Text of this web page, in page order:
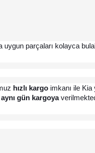
uygun parçaları kolayca
hızlı kargo imkanı ile Kia
aynı gün kargoya